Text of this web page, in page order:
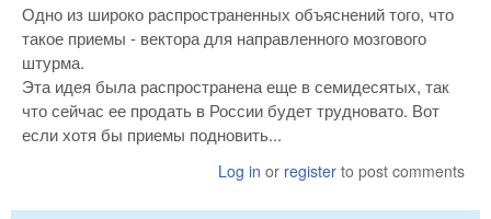
Одно из широко распространенных объяснений того, что
такое приемы - вектора для направленного мозгового
штурма.
Эта идея была распространена еще в семидесятых, так
что сейчас ее продать в России будет трудновато. Вот
если хотя бы приемы подновить...
Log in or register to post comments